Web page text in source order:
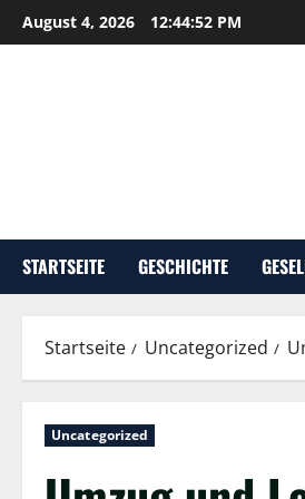
Zum
Inhalt
August 4, 2026 12:44:53 PM
STARTSEITE GESCHICHTE
Startseite Uncategorized
Uncategorized